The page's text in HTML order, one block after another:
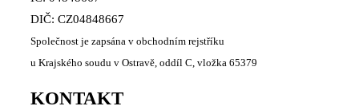
DIČ: CZ04848667
Společnost je zapsána v obchodním rejstříku
u Krajského soudu v Ostravě, oddíl C, vložka 65379
KONTAKT